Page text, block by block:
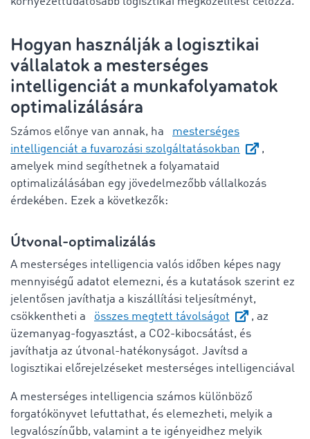
Hogyan használják a logisztikai
vállalatok a mesterséges
intelligenciát a munkafolyamatok
optimalizálására
Számos előnye van annak, ha
mesterséges
intelligenciát a fuvarozási szolgáltatásokban
,
amelyek mind segíthetnek a folyamataid
optimalizálásában egy jövedelmezőbb vállalkozás
érdekében. Ezek a következők:
Útvonal-optimalizálás
A mesterséges intelligencia valós időben képes nagy
mennyiségű adatot elemezni, és a kutatások szerint ez
jelentősen javíthatja a kiszállítási teljesítményt,
csökkentheti a
összes megtett távolságot
, az
üzemanyag-fogyasztást, a CO2-kibocsátást, és
javíthatja az útvonal-hatékonyságot. Javítsd a
logisztikai előrejelzéseket mesterséges intelligenciával
A mesterséges intelligencia számos különböző
forgatókönyvet lefuttathat, és elemezheti, melyik a
legvalószínűbb, valamint a te igényeidhez melyik